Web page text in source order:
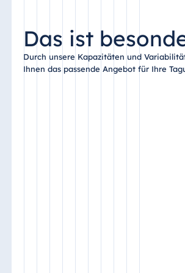
Das ist
Durch unsere Kapazitäten und
Ihnen das passende Angebot für Ihre